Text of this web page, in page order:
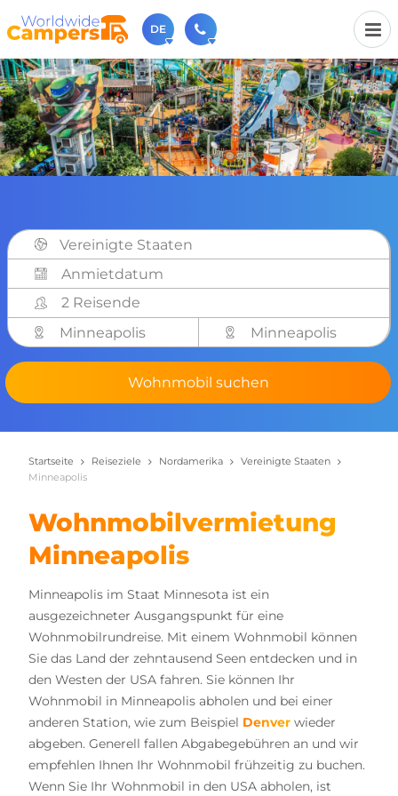
DE
+31 030-6974964
Rufen Sie uns an (Montag bis Freitag von 9 bis 17 Uhr).
sales@worldwidecampers.com
Sie können uns auch eine E-Mail senden.
Vereinigte Staaten
2 Reisende
Minneapolis
Minneapolis
Wohnmobil suchen
Startseite Reiseziele Nordamerika
Vereinigte Staaten
Minneapolis
Wohnmobilvermietung
Minneapolis
Minneapolis im Staat Minnesota ist ein
ausgezeichneter Ausgangspunkt für eine
Wohnmobilrundreise. Mit einem Wohnmobil können
Sie das Land der zehntausend Seen entdecken und in
den Westen der USA fahren. Sie können Ihr
Wohnmobil in Minneapolis abholen und bei einer
anderen Station, wie zum Beispiel Denver wieder
abgeben. Generell fallen Abgabegebühren an und wir
empfehlen Ihnen Ihr Wohnmobil frühzeitig zu buchen.
Wenn Sie Ihr Wohnmobil in den USA abholen, ist